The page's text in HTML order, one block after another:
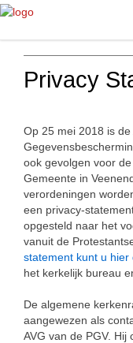
Privacy
Op 25 mei 2018 is
ook gevolgen voor
Gemeente in
verordeningen
een privacy-
opgesteld naar het
vanuit de
statement kunt u hier
het kerkelijk bureau
De algemene
aangewezen als
AVG van de PGV.